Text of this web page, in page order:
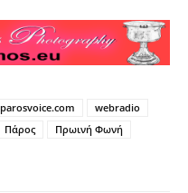
parosvoice.com
webradio
Πάρος
Πρωινή Φωνή